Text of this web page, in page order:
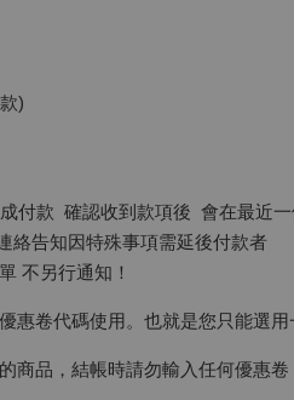
)
付款 確認收到款項後 會在最近
絡告知因特殊事項需延後付款者
不另行通知！
惠卷代碼使用。也就是您只能選用
商品，結帳時請勿輸入任何優惠